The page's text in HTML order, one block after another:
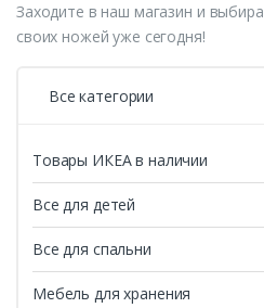
Заходите в наш магазин и
своих ножей уже сегодня!
Все категории
Товары ИКЕА в наличии
Все для детей
Все для спальни
Мебель для хранения